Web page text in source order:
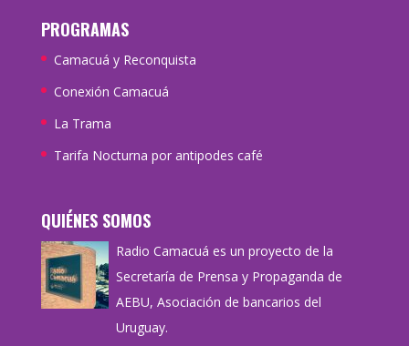
PROGRAMAS
Camacuá y Reconquista
Conexión Camacuá
La Trama
Tarifa Nocturna por antipodes café
QUIÉNES SOMOS
Radio Camacuá es un proyecto de la
Secretaría de Prensa y Propaganda de
AEBU, Asociación de bancarios del
Uruguay.